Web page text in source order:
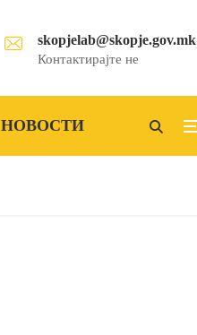
skopjelab@skopje.gov.mk
Контактирајте не
НОВОСТИ